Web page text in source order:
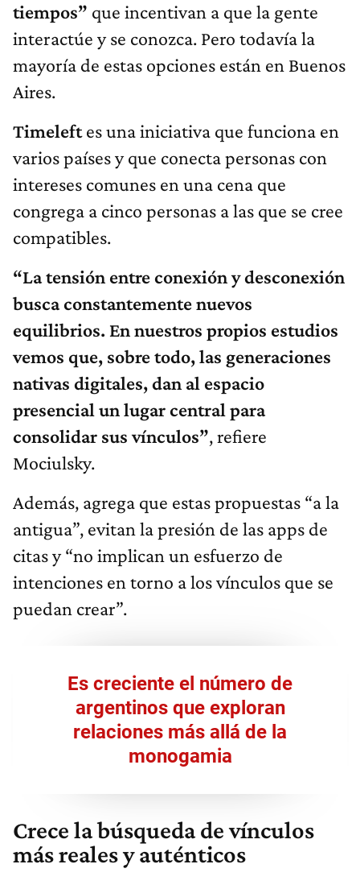
tiempos” que incentivan a que la gente
interactúe y se conozca. Pero todavía la
mayoría de estas opciones están en Buenos
Aires.
Timeleftes una iniciativa que funciona en
varios países y que conecta personas con
intereses comunes en una cena que
congrega a cinco personas a las que se cree
compatibles.
“La tensión entre conexión y desconexión
busca constantemente nuevos
equilibrios. En nuestros propios estudios
vemos que, sobre todo, las generaciones
nativas digitales, dan al espacio
presencial un lugar central para
consolidar sus vínculos”, refiere
Mociulsky.
Además, agrega que estas propuestas “a la
antigua”, evitan la presión de las apps de
citas y “no implican un esfuerzo de
intenciones en torno a los vínculos que se
puedan crear”.
Es creciente el número de
argentinos que exploran
relaciones más allá de la
monogamia
Crece la búsqueda de vínculos
más reales y auténticos